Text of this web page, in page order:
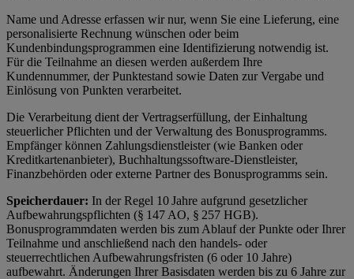
Name und Adresse erfassen wir nur, wenn Sie eine Lieferung, eine
personalisierte Rechnung wünschen oder beim
Kundenbindungsprogrammen eine Identifizierung notwendig ist.
Für die Teilnahme an diesen werden außerdem Ihre
Kundennummer, der Punktestand sowie Daten zur Vergabe und
Einlösung von Punkten verarbeitet.
Die Verarbeitung dient der Vertragserfüllung, der Einhaltung
steuerlicher Pflichten und der Verwaltung des Bonusprogramms.
Empfänger können Zahlungsdienstleister (wie Banken oder
Kreditkartenanbieter), Buchhaltungssoftware-Dienstleister,
Finanzbehörden oder externe Partner des Bonusprogramms sein.
Speicherdauer: In der Regel 10 Jahre aufgrund gesetzlicher
Aufbewahrungspflichten (§ 147 AO, § 257 HGB).
Bonusprogrammdaten werden bis zum Ablauf der Punkte oder Ihrer
Teilnahme und anschließend nach den handels- oder
steuerrechtlichen Aufbewahrungsfristen (6 oder 10 Jahre)
aufbewahrt. Änderungen Ihrer Basisdaten werden bis zu 6 Jahre zur